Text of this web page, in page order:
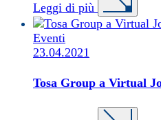
Leggi di più
Eventi
23.04.2021
Tosa Group a Virtual